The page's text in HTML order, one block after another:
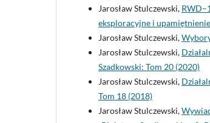
Jarosław Stulczewski,
eksploracyjne i upamiętnienie
Jarosław Stulczewski,
Jarosław Stulczewski,
Szadkowski: Tom 20 (2020)
Jarosław Stulczewski,
Tom 18 (2018)
Jarosław Stulczewski,